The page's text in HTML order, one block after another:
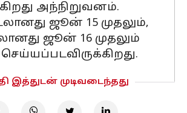
அந்நிறுவனம்.
ஜூன் 15 முதலும்,
ஜூன் 16 முதலும்
இத்துடன் முடிவடைந்தது